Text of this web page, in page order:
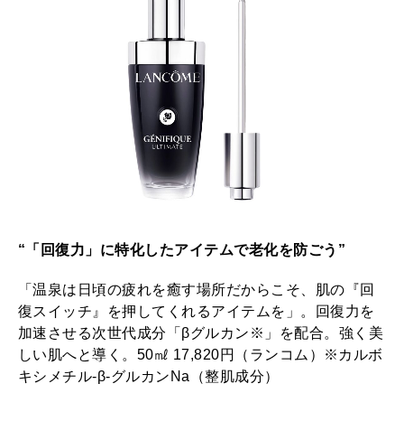
“「回復力」に特化したアイテムで老化を防ごう”
「温泉は日頃の疲れを癒す場所だからこそ、肌の『回
復スイッチ』を押してくれるアイテムを」。回復力を
加速させる次世代成分「βグルカン※」を配合。強く美
しい肌へと導く。50㎖ 17,820円（ランコム）※カルボ
キシメチル-β-グルカンNa（整肌成分）